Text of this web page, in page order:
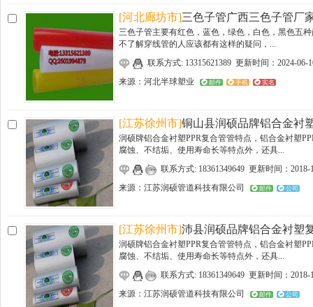
[河北廊坊市]三色子管广西三色子管厂
三色子管主要有红色，蓝色，绿色，白色，黑色五
不了解穿线管的人应该都有这样的疑问，...
联系方式: 13315621389 更新时间：2024-06-
来源： 河北半球塑业 邮件 手机 实名
[江苏徐州市]铜山县润硕品牌铝合金衬
润硕牌铝合金衬塑PPR复合管管特点，铝合金衬塑
腐蚀、不结垢、使用寿命长等特点外，还具...
联系方式: 18361349649 更新时间：2018-
来源： 江苏润硕管道科技有限公司 邮件 公司
[江苏徐州市]沛县润硕品牌铝合金衬塑
润硕牌铝合金衬塑PPR复合管管特点，铝合金衬塑
腐蚀、不结垢、使用寿命长等特点外，还具...
联系方式: 18361349649 更新时间：2018-
来源： 江苏润硕管道科技有限公司 邮件 公司